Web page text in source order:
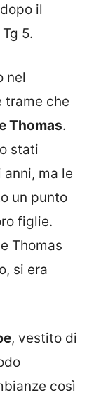
il
5.
nel
trame che
Thomas.
stati
anni, ma le
un punto
figlie.
Thomas
si era
, vestito di
così